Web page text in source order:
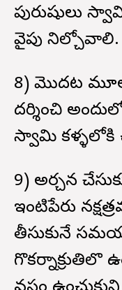
పురుషులు
వైపు నిల్చోవాలి.
8) మొదట
దర్శించి
స్వామి కళ్ళలోకి
9) అర్చన
ఇంటిపేరు
తీసుకునే